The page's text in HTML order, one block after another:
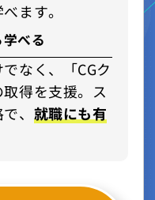
ます。
べる
なく、「CGク
得を支援。ス
、 就職にも有